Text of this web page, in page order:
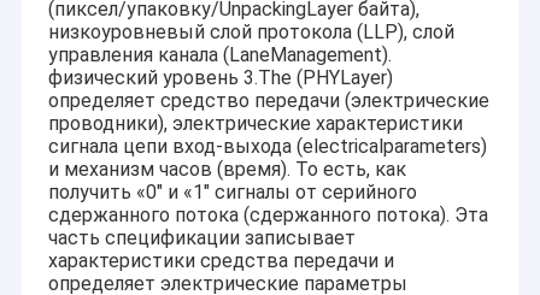
Модуль камеры PI поленики
(пиксел/упаковку/UnpackingLayer байта),
низкоуровневый слой протокола (LLP), слой
управления канала (LaneManagement).
физический уровень 3.The (PHYLayer)
определяет средство передачи (электрические
проводники), электрические характеристики
сигнала цепи вход-выхода (electricalparameters)
и механизм часов (время). То есть, как
получить «0" и «1" сигналы от серийного
сдержанного потока (сдержанного потока). Эта
часть спецификации записывает
характеристики средства передачи и
определяет электрические параметры